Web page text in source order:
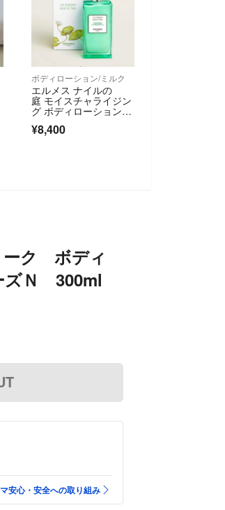
ボディローション/ミルク
エルメス ナイルの
庭 モイスチャライジン
グ ボディローション 2
¥8,400
ーク ボディ
ズＮ 300ml
安心・安全への取り組み